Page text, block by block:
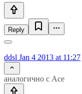
Reply
ddsl Jan 4 2013 at 11:27
аналогично с Ace